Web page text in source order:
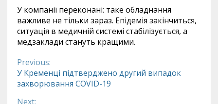
У компанії переконані: таке обладнання
важливе не тільки зараз. Епідемія закінчиться,
ситуація в медичній системі стабілізується, а
медзаклади стануть кращими.
Continue
Reading
Previous:
У Кременці підтверджено другий випадок
захворювання COVID-19
Next: